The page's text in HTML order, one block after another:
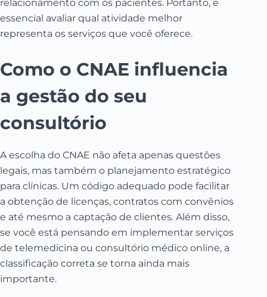
relacionamento com os pacientes. Portanto, é
essencial avaliar qual atividade melhor
representa os serviços que você oferece.
Como o CNAE influencia
a gestão do seu
consultório
A escolha do CNAE não afeta apenas questões
legais, mas também o planejamento estratégico
para clínicas. Um código adequado pode facilitar
a obtenção de licenças, contratos com convênios
e até mesmo a captação de clientes. Além disso,
se você está pensando em implementar serviços
de telemedicina ou consultório médico online, a
classificação correta se torna ainda mais
importante.